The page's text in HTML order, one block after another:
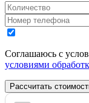
Соглашаюсь с
условиями
Рассчитать